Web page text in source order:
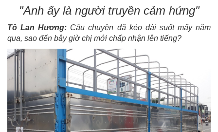
"Anh ấy là người truyền cảm hứng"
Tô Lan Hương: Câu chuyện đã kéo dài suốt mấy năm
qua, sao đến bây giờ chị mới chấp nhận lên tiếng?